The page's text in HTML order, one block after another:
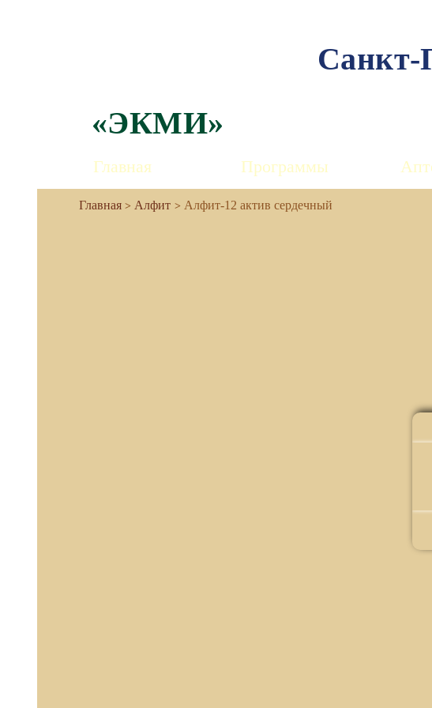
Санкт-
«ЭКМИ»
Главная Программы
Алфит Алфит-12 актив сердечный